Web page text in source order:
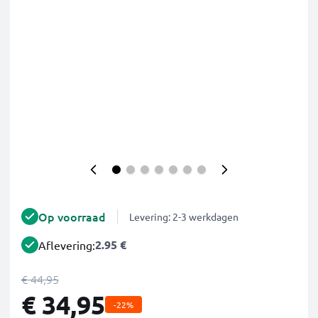
Op voorraad Levering: 2-3 werkdagen
Aflevering:2.95 €
€ 44,95
€ 34,95 -22%